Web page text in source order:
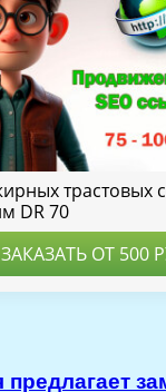
предлагает